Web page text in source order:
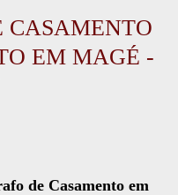
CASAMENTO
EM MAGÉ -
de Casamento em